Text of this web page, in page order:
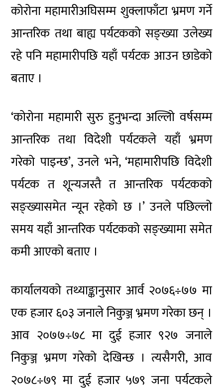
कोरोना महामारीअघिसम्म शुक्लाफाँटा भ्रमण गर्ने
आन्तरिक तथा बाह्य पर्यटकको सङ्ख्या उलेख्य
रहे पनि महामारीपछि यहाँ पर्यटक आउन छाडेको
बताए ।
‘कोरोना महामारी सुरु हुनुभन्दा अल्लिो वर्षसम्म
आन्तरिक तथा विदेशी पर्यटकले यहाँ भ्रमण
गरेको पाइन्छ’, उनले भने, ‘महामारीपछि विदेशी
पर्यटक त शून्यजस्तै त आन्तरिक पर्यटकको
सङ्ख्यासमेत न्यून रहेको छ ।’ उनले पछिल्लो
समय यहाँ आन्तरिक पर्यटकको सङ्ख्यामा समेत
कमी आएको बताए ।
कार्यालयको तथ्याङ्कानुसार आर्व २०७६÷७७ मा
एक हजार ६०३ जनाले निकुञ्ज भ्रमण गरेका छन् ।
आव २०७७÷७८ मा दुई हजार ९२७ जनाले
निकुञ्ज भ्रमण गरेको देखिन्छ । त्यसैगरी, आव
२०७८÷७९ मा दुई हजार ५७९ जना पर्यटकले